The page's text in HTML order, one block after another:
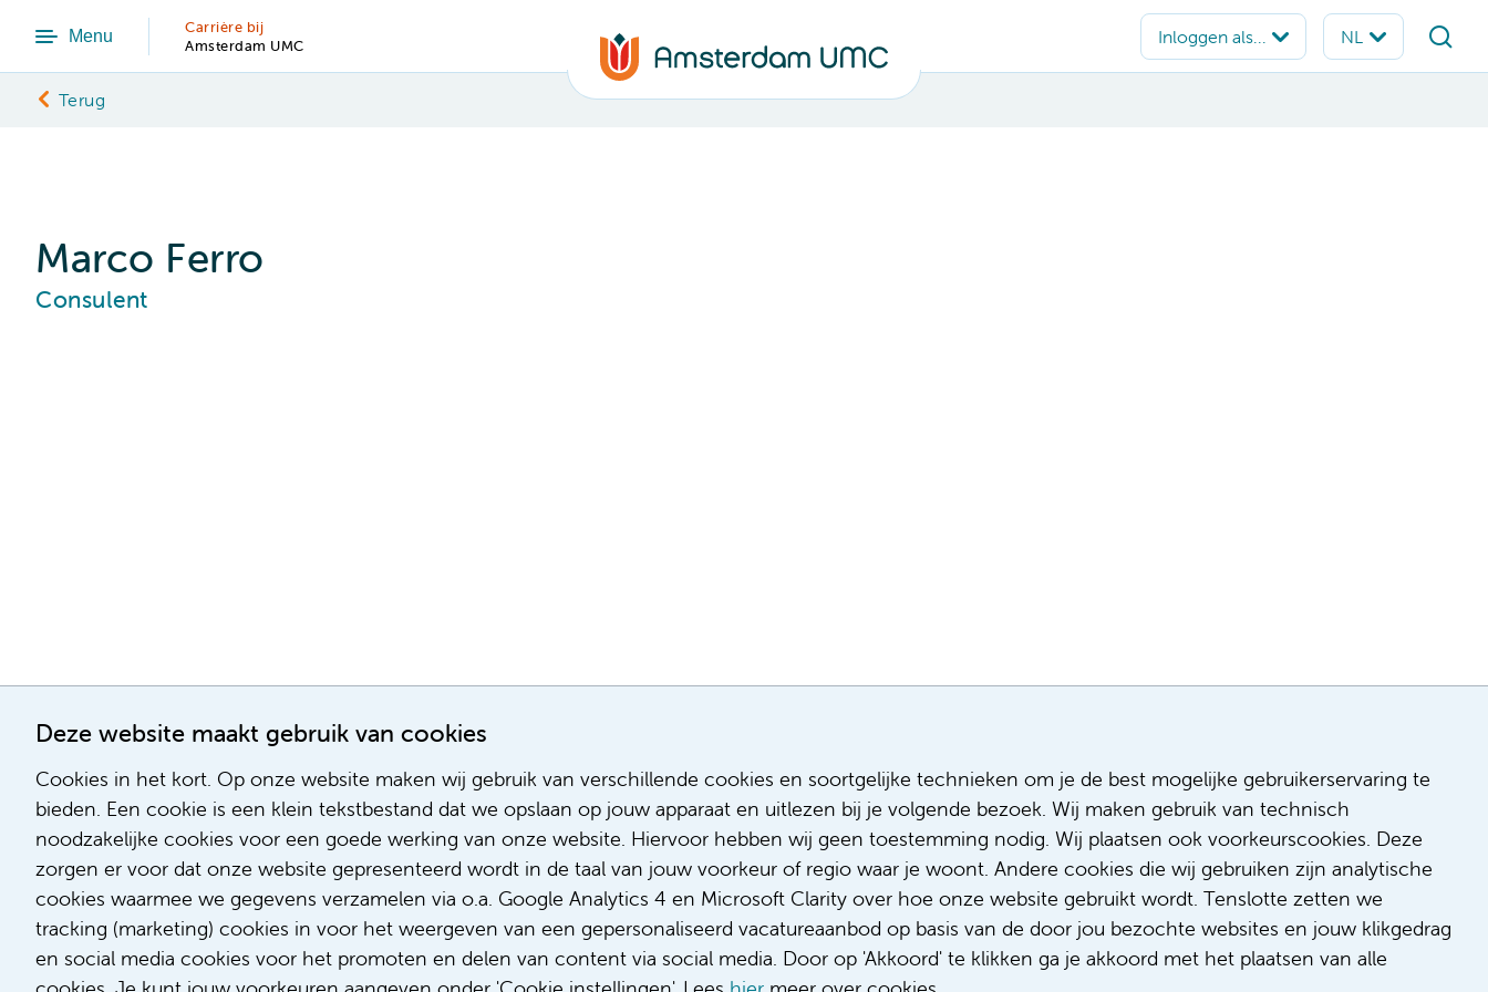
Deze website maakt gebruik van cookies
Cookies in het kort. Op onze website maken wij gebruik van verschillende cookies en soortgelijke technieken om je de best mogelijke gebruikerservaring te
bieden. Een cookie is een klein tekstbestand dat we opslaan op jouw apparaat en uitlezen bij je volgende bezoek. Wij maken gebruik van technisch
noodzakelijke cookies voor een goede werking van onze website. Hiervoor hebben wij geen toestemming nodig. Wij plaatsen ook voorkeurscookies. Deze
zorgen er voor dat onze website gepresenteerd wordt in de taal van jouw voorkeur of regio waar je woont. Andere cookies die wij gebruiken zijn analytische
cookies waarmee we gegevens verzamelen via o.a. Google Analytics 4 en Microsoft Clarity over hoe onze website gebruikt wordt. Tenslotte zetten we
tracking (marketing) cookies in voor het weergeven van een gepersonaliseerd vacatureaanbod op basis van de door jou bezochte websites en jouw klikgedrag
en social media cookies voor het promoten en delen van content via social media. Door op 'Akkoord' te klikken ga je akkoord met het plaatsen van alle
Menu
Carrière bij
Amsterdam UMC
Terug
Marco Ferro
Consulent
Meest recente vacatures
Assistent infectiepreventie
Facilitair Coördinator
Adviseur (patiënten)voeding met een
focus op duurzame voeding
Fellow abdominale radiologie
Meer
Solliciteren
Over ons
Diversiteit & inclusie
Gedragscode
Klacht/feedback
Compliment/suggestie